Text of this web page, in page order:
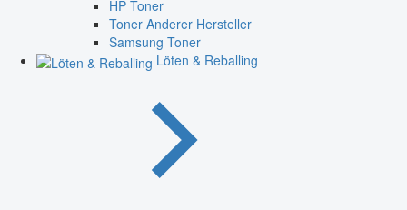
HP Toner
Toner Anderer Hersteller
Samsung Toner
Löten & Reballing